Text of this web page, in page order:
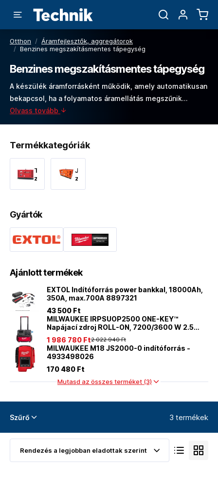
Otthon / Áramfejlesztők, aggregátorok
/ Benzines megszakításmentes tápegység
Benzines megszakításmentes tápegység
A készülék áramforrásként működik, amely automatikusan
bekapcsol, ha a folyamatos áramellátás megszűnik...
Olvass tovább
Termékkategóriák
Třífázové
záložní
Jednofázové
záložní
Gyártók
Ajánlott termékek
EXTOL Indítóforrás power bankkal, 18000Ah,
350A, max.700A 8897321
43 500 Ft
MILWAUKEE IRPSUOP2500 ONE-KEY™
Napájací zdroj ROLL-ON, 7200/3600 W 2.5
kWh - 49334921332 022 940 Ft
1 986 780 Ft
MILWAUKEE M18 JS2000-0 indítóforrás -
4933498026
170 480 Ft
Mutasd az összes terméket (3)
Szűrő 3 termékek